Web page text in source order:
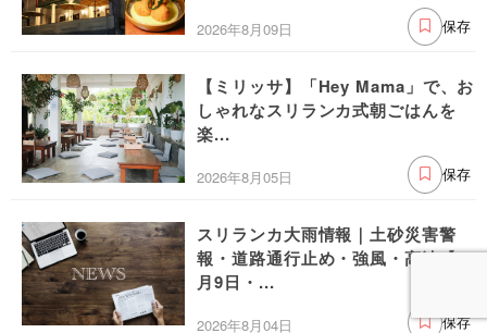
2026年8月09日 保存
【ミリッサ】「Hey Mama」で、お
しゃれなスリランカ式朝ごはんを
楽...
2026年8月05日 保存
スリランカ大雨情報｜土砂災害警
報・道路通行止め・強風・高波【8
月9日・...
2026年8月04日 保存